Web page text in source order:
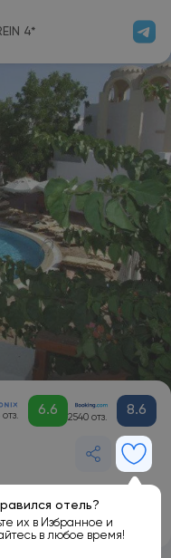
4*
6.6 2540 отз. 8.6
отель?
их в Избранное и
в любое время!